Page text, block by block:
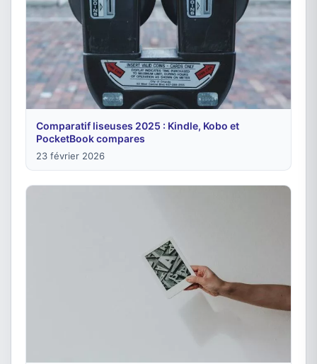
Comparatif liseuses 2025 : Kindle, Kobo et
PocketBook compares
23 février 2026